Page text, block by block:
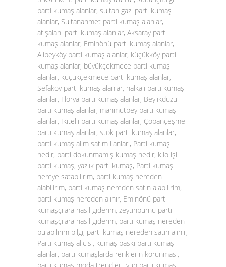
parti kumaş alanlar, sultan gazi parti kumaş
alanlar, Sultanahmet parti kumaş alanlar,
atışalanı parti kumaş alanlar, Aksaray parti
kumaş alanlar, Eminönü parti kumaş alanlar,
Alibeyköy parti kumaş alanlar, küçükköy parti
kumaş alanlar, büyükçekmece parti kumaş
alanlar, küçükçekmece parti kumaş alanlar,
Sefaköy parti kumaş alanlar, halkalı parti kumaş
alanlar, Florya parti kumaş alanlar, Beylikdüzü
parti kumaş alanlar, mahmutbey parti kumaş
alanlar, İkitelli parti kumaş alanlar, Çobançeşme
parti kumaş alanlar, stok parti kumaş alanlar,
parti kumaş alım satım ilanları, Parti kumaş
nedir, parti dokunmamış kumaş nedir, kilo işi
parti kumaş, yazlık parti kumaş, Parti kumaş
nereye satabilirim, parti kumaş nereden
alabilirim, parti kumaş nereden satın alabilirim,
parti kumaş nereden alınır, Eminönü parti
kumaşçılara nasıl giderim, zeytinburnu parti
kumaşçılara nasıl giderim, parti kumaş nereden
bulabilirim bilgi, parti kumaş nereden satın alınır,
Parti kumaş alıcısı, kumaş baskı parti kumaş
alanlar, parti kumaşlarda renklerin korunması,